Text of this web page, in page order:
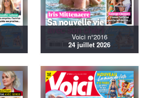
Voici n°2016
24 juillet 2026